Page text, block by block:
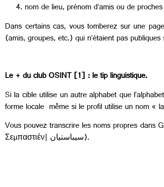
nom de lieu, prénom d’amis ou de
Dans certains cas, vous tomberez sur une
(amis, groupes, etc.) qui n’étaient pas
Le + du club OSINT [1] : le tip linguistique.
Si la cible utilise un autre alphabet que
forme locale même si le profil utilise un nom «
Vous pouvez transcrire les noms propres dans
Σεμπαστιέν| سيباستيان).